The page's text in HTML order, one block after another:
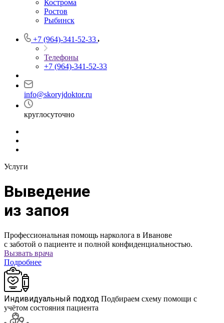
Кострома
Ростов
Рыбинск
+7 (964)-341-52-33
Телефоны
+7 (964)-341-52-33
info@skoryjdoktor.ru
круглосуточно
Услуги
Выведение
из запоя
Профессиональная помощь нарколога в Иванове
с заботой о пациенте и полной конфиденциальностью.
Вызвать врача
Подробнее
Индивидуальный подход Подбираем схему помощи с
учётом состояния пациента